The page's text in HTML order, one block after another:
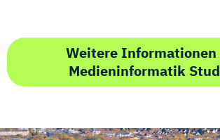
Weitere Informationen
Medieninformatik